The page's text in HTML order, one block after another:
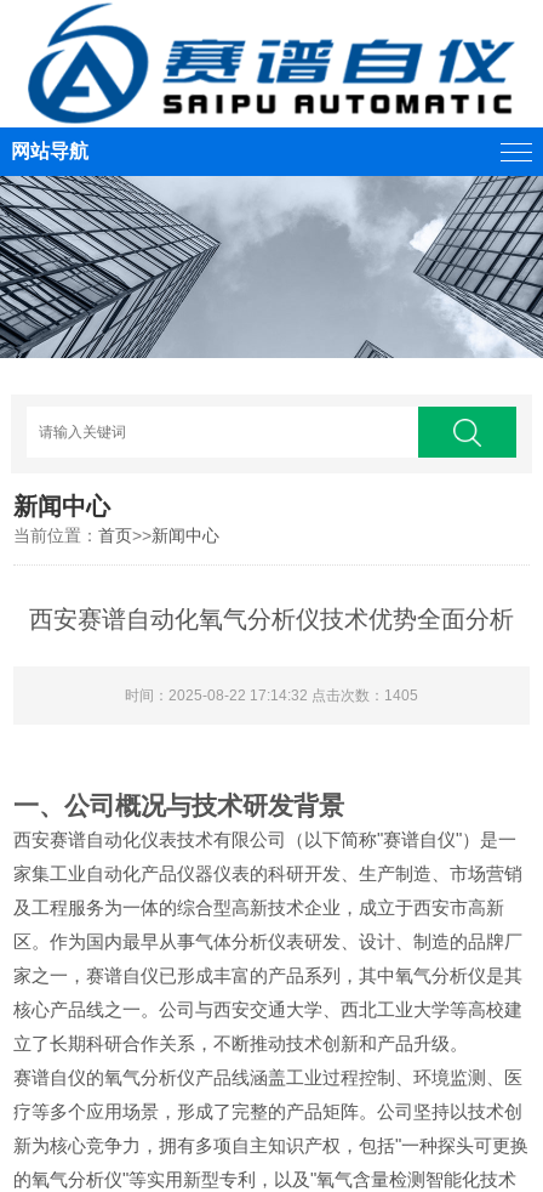
网站导航
新闻中心
当前位置：首页>>新闻中心
西安赛谱自动化氧气分析仪技术优势全面分析
时间：2025-08-22 17:14:32 点击次数：1405
一、公司概况与技术研发背景
西安赛谱自动化仪表技术有限公司（以下简称"赛谱自仪"）是一
家集工业自动化产品仪器仪表的科研开发、生产制造、市场营销
及工程服务为一体的综合型高新技术企业，成立于西安市高新
区。作为国内最早从事气体分析仪表研发、设计、制造的品牌厂
家之一，赛谱自仪已形成丰富的产品系列，其中氧气分析仪是其
核心产品线之一。公司与西安交通大学、西北工业大学等高校建
立了长期科研合作关系，不断推动技术创新和产品升级。
赛谱自仪的氧气分析仪产品线涵盖工业过程控制、环境监测、医
疗等多个应用场景，形成了完整的产品矩阵。公司坚持以技术创
新为核心竞争力，拥有多项自主知识产权，包括"一种探头可更换
的氧气分析仪"等实用新型专利，以及"氧气含量检测智能化技术